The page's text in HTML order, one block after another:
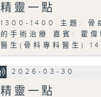
精靈一點
1300-1400 主題: 骨
的手術治療 嘉賓: 霍偉
醫生(骨科專科醫生)
2026-03-30
精靈一點